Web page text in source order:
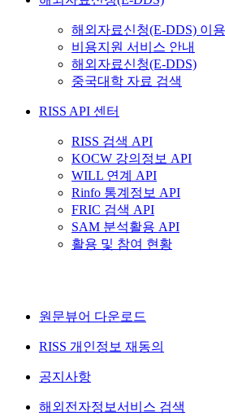
해외자료신청(E-DDS) 이
비용지원 서비스 안내
해외자료신청(E-DDS)
중국대학 자료 검색
RISS API 센터
RISS 검색 API
KOCW 강의정보 API
WILL 연계 API
Rinfo 통계정보 API
FRIC 검색 API
SAM 분석활용 API
활용 및 참여 현황
원문뷰어 다운로드
RISS 개인정보 재동의
공지사항
해외전자정보서비스 검색